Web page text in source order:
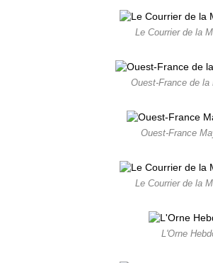
Le Courrier de la
Ouest-France de la
Ouest-France
Le Courrier de la
L'Orne